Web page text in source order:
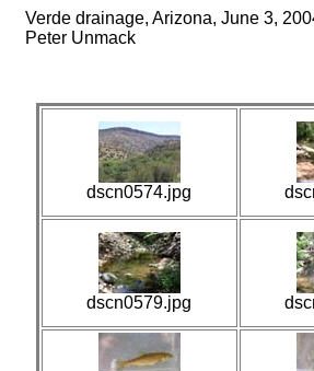
Verde drainage, Arizona, June 3,
Peter Unmack
dscn0574.jpg
dscn0579.jpg